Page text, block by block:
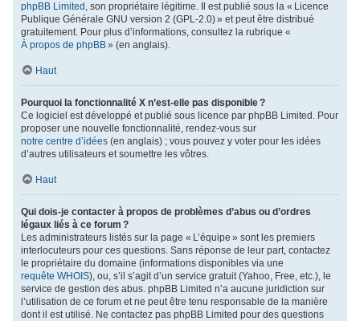
phpBB Limited , son propriétaire légitime. Il est publié sous la « Licence
Publique Générale GNU version 2 (GPL-2.0) » et peut être distribué
gratuitement. Pour plus d’informations, consultez la rubrique «
À propos de phpBB» (en anglais).
Haut
Pourquoi la fonctionnalité X n’est-elle pas disponible ?
Ce logiciel est développé et publié sous licence par phpBB Limited. Pour
proposer une nouvelle fonctionnalité, rendez-vous sur
notre centre d’idées (en anglais) ; vous pouvez y voter pour les idées
d’autres utilisateurs et soumettre les vôtres.
Haut
Qui dois-je contacter à propos de problèmes d’abus ou d’ordres
légaux liés à ce forum ?
Les administrateurs listés sur la page « L’équipe » sont les premiers
interlocuteurs pour ces questions. Sans réponse de leur part, contactez
le propriétaire du domaine (informations disponibles via une
requête WHOIS), ou, s’il s’agit d’un service gratuit (Yahoo, Free, etc.), le
service de gestion des abus. phpBB Limited n’a aucune juridiction sur
l’utilisation de ce forum et ne peut être tenu responsable de la manière
dont il est utilisé. Ne contactez pas phpBB Limited pour des questions